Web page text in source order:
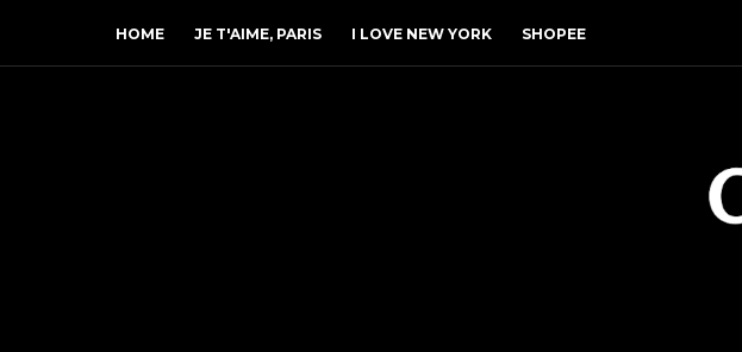
HOME JE T'AIME, PARIS I LOVE NEW YORK SHOPEE